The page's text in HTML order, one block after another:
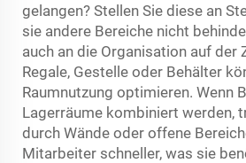
gelangen? Stellen Sie diese an
sie andere Bereiche nicht
auch an die Organisation auf der
Regale, Gestelle oder Behälter
Raumnutzung optimieren. Wenn
Lagerräume kombiniert werden,
durch Wände oder offene
Mitarbeiter schneller, was sie